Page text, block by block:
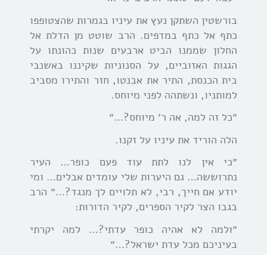
בורשטין השתקן נעץ את עיניו בגמרות שהצטופפו
כתף אל כתף במדפים. הרב שוטט מן הדלת אל
החלון שממנו הביט ארבעים שנות כהונתו על
הגגות האזוביים, על הסנוניות שקיננו באשנבי
בית הכנסת, התיר את אבנטו, חזר והתירו מסביב
למותניו, ונשתהה לפני מיוחס.
״כל זה למה, אה ר׳ מיוחס?…״
הלה הוריד את עיניו על זקנו.
״כי אין לנו לתת עוד פעם כופר… העיר
נתרוששה… גם היערות שלי עומדים אבלים… ומי
יודע אם חייך, רבי, לא תלויים לך מנגד?…״ הרב
בגבו הצר לקיר הספרים, לקיר הדורות:
״ולמה לא אהיה כופר עדתי?… למה יקרתי
בעיניכם מכל עדת ישראל?…״